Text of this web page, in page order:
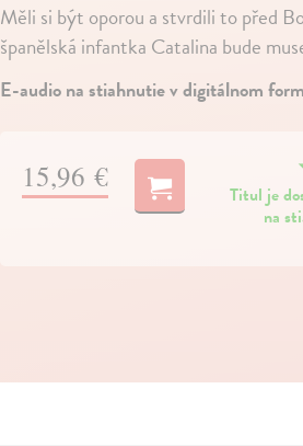
Měli si být oporou a stvrdili to před
španělská infantka Catalina bude
E-audio na stiahnutie v digitálnom
15,96 €
Titul je
na